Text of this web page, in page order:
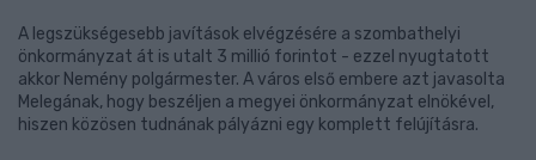
A legszükségesebb javítások elvégzésére a szombathelyi
önkormányzat át is utalt 3 millió forintot - ezzel nyugtatott
akkor Nemény polgármester. A város első embere azt javasolta
Melegának, hogy beszéljen a megyei önkormányzat elnökével,
hiszen közösen tudnának pályázni egy komplett felújításra.